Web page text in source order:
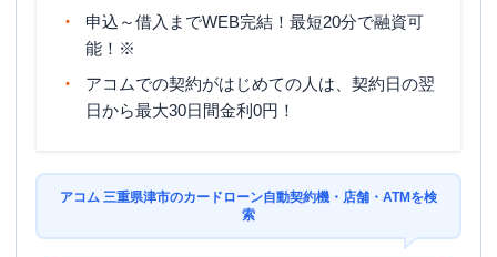
申込～借入までWEB完結！最短20分で融資可
能！※
アコムでの契約がはじめての人は、契約日の翌
日から最大30日間金利0円！
アコム 三重県津市のカードローン自動契約機・店舗・ATMを検
索